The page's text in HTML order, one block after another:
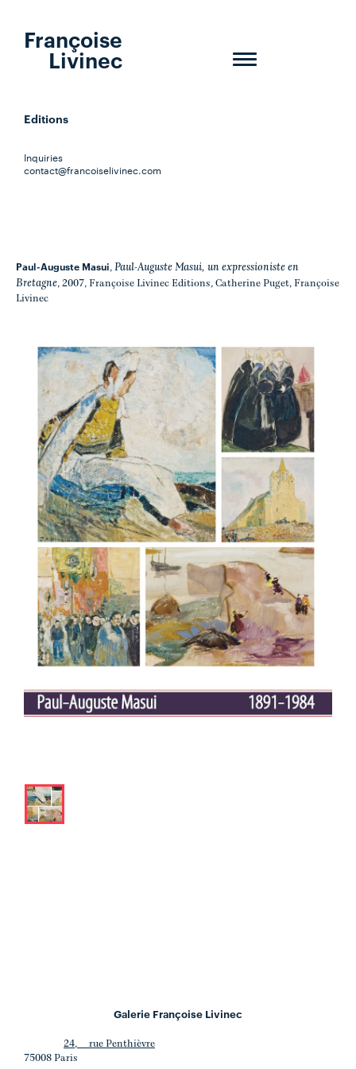
Toggle
Françoise
Livinec
Editions
Inquiries
contact@francoiselivinec.com
Paul-Auguste Masui, Paul-Auguste Masui, un expressioniste en
Bretagne, 2007, Françoise Livinec Editions, Catherine Puget, Françoise
Livinec
Galerie Françoise Livinec
24, rue Penthièvre
75008 Paris